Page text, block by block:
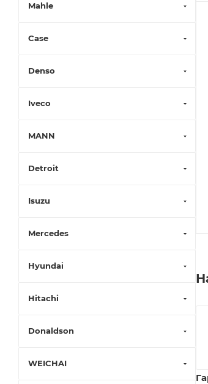
Mahle
Case
Denso
Iveco
MANN
Detroit
Isuzu
Mercedes
Hyundai
Hitachi
Donaldson
WEICHAI